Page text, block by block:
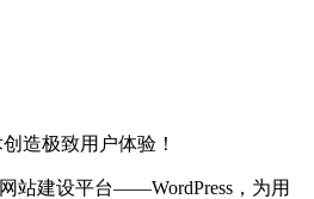
造极致用户体验！
站建设平台——WordPress，为用